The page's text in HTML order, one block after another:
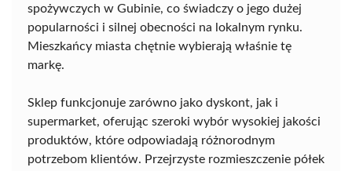
spożywczych w Gubinie, co świadczy o jego dużej
popularności i silnej obecności na lokalnym rynku.
Mieszkańcy miasta chętnie wybierają właśnie tę
markę.
Sklep funkcjonuje zarówno jako dyskont, jak i
supermarket, oferując szeroki wybór wysokiej jakości
produktów, które odpowiadają różnorodnym
potrzebom klientów. Przejrzyste rozmieszczenie półek